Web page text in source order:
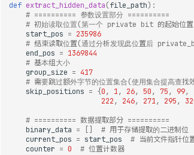
def extract_hidden_data(file_path):
# ========== 参数设置部分 ==========
# 初始读取位置(第一个 private bit 的起始位
start_pos = 235986
# 结束读取位置(通过分析发现此位置后
end_pos = 1369844
# 基本组大小
group_size = 417
# 需要跳过额外字节的位置集合(使用集合提高查找
skip_positions = {0, 1, 26, 50, 75, 99,
222, 246, 271, 295,
# ========== 数据提取部分 ==========
binary_data = []
# 用于存储提取的二进制位
current_pos = start_pos
# 当前文件指针位
counter = 0
# 位置计数器